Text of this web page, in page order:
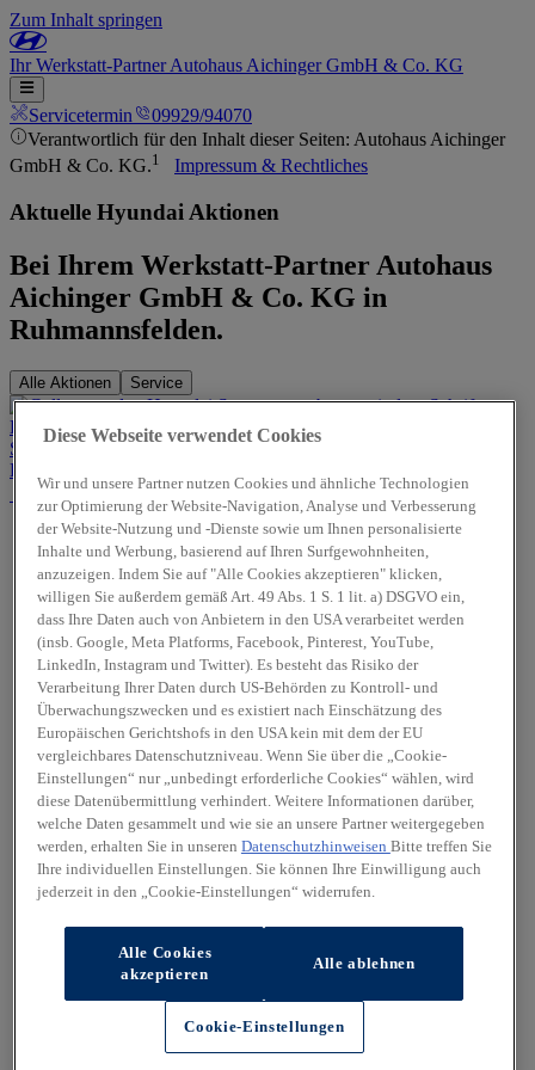
Zum Inhalt springen
IhrWerkstatt-PartnerAutohaus Aichinger GmbH & Co. KG
Servicetermin
09929/94070
Verantwortlich für den Inhalt dieser Seiten: Autohaus Aichinger
GmbH & Co. KG.1 Impressum & Rechtliches
Aktuelle Hyundai Aktionen
Bei Ihrem Werkstatt-Partner Autohaus
Aichinger GmbH & Co. KG in
Ruhmannsfelden.
Alle Aktionen Service
Service
Der Hyundai Sommer-Service
Diese Webseite verwendet Cookies
Wir und unsere Partner nutzen Cookies und ähnliche Technologien
zur Optimierung der Website-Navigation, Analyse und Verbesserung
der Website-Nutzung und -Dienste sowie um Ihnen personalisierte
Inhalte und Werbung, basierend auf Ihren Surfgewohnheiten,
anzuzeigen. Indem Sie auf "Alle Cookies akzeptieren" klicken,
willigen Sie außerdem gemäß Art. 49 Abs. 1 S. 1 lit. a) DSGVO ein,
dass Ihre Daten auch von Anbietern in den USA verarbeitet werden
(insb. Google, Meta Platforms, Facebook, Pinterest, YouTube,
LinkedIn, Instagram und Twitter). Es besteht das Risiko der
Verarbeitung Ihrer Daten durch US-Behörden zu Kontroll- und
Überwachungszwecken und es existiert nach Einschätzung des
Europäischen Gerichtshofs in den USA kein mit dem der EU
vergleichbares Datenschutzniveau. Wenn Sie über die „Cookie-
Einstellungen“ nur „unbedingt erforderliche Cookies“ wählen, wird
diese Datenübermittlung verhindert. Weitere Informationen darüber,
welche Daten gesammelt und wie sie an unsere Partner weitergegeben
werden, erhalten Sie in unseren Datenschutzhinweisen Bitte treffen Sie
Ihre individuellen Einstellungen. Sie können Ihre Einwilligung auch
jederzeit in den „Cookie-Einstellungen“ widerrufen.
Alle Cookies
akzeptieren
Alle ablehnen
Cookie-Einstellungen